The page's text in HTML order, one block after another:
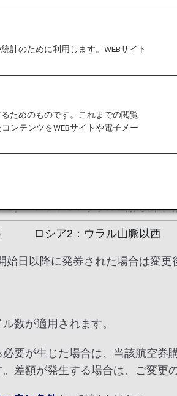
典航空券について適用させてい
日以降に発券された場合は変更
変更内容
3） ロシア3：ウラル山脈以東、
ロシア2：ウラル山脈以西
日以降に発券された場合は変更
数が適用されます。
要が生じた場合は、当該航空券
差額が発生する場合は、ご変更
計のために利用します。WEBサイト
ためのものです。これまでの閲覧
ンテンツをWEBサイトや電子メー